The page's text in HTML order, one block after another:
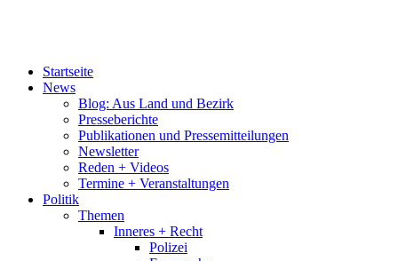
Startseite
News
Blog: Aus Land und Bezirk
Presseberichte
Publikationen und Pressemitteilungen
Newsletter
Reden + Videos
Termine + Veranstaltungen
Politik
Themen
Inneres + Recht
Polizei